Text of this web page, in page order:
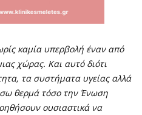
καμία υπερβολή έναν από
χώρας. Και αυτό διότι
τα συστήματα υγείας αλλά
θερμά τόσο την Ένωση
ουσιαστικά να